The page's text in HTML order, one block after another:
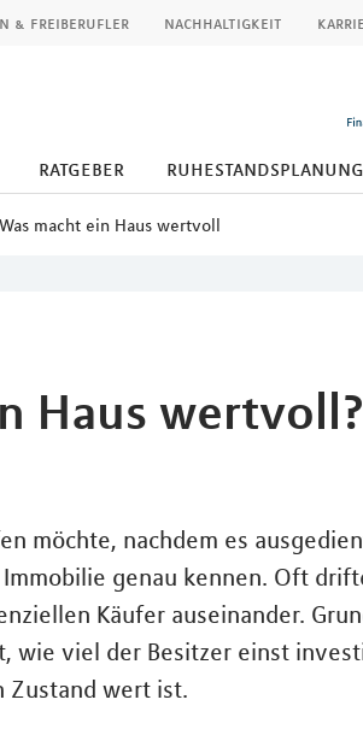
& freiberufler nachhaltigkeit
ratgeber ruhestandsplanung
Was macht ein Haus wertvoll
Haus
möchte, nachdem es
genau kennen. Oft
Käufer auseinander.
wie viel der Besitzer einst
Zustand wert ist.